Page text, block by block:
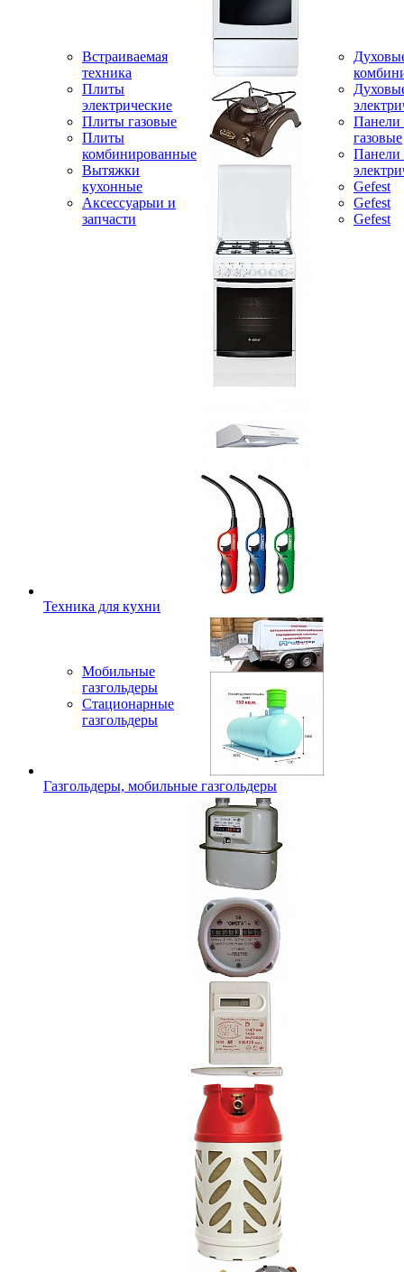
Встраиваемая
техника
Плиты
электрические
Плиты газовые
Плиты
комбинированные
Вытяжки
кухонные
Аксессуарыи и
запчасти
Панели
газовые
Панели
Gefest
Gefest
Gefest
Техника для кухни
Мобильные
газгольдеры
Стационарные
газгольдеры
Газгольдеры, мобильные газгольдеры